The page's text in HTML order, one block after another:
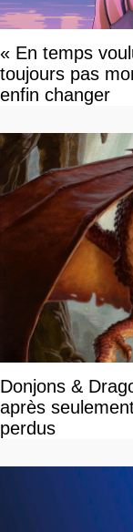
« En temps
toujours pas
enfin changer
Donjons &
après
perdus